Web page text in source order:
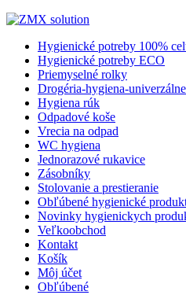
Hygienické potreby 100%
Hygienické potreby ECO
Priemyselné rolky
Drogéria-hygiena-
Hygiena rúk
Odpadové koše
Vrecia na odpad
WC hygiena
Jednorazové rukavice
Zásobníky
Stolovanie a prestieranie
Obľúbené hygienické
Novinky hygienickych
Veľkoobchod
Kontakt
Košík
Môj účet
Obľúbené